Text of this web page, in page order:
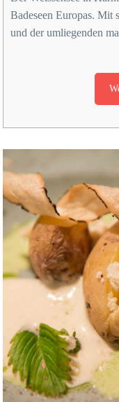
Badeseen Europas. Mit
und der umliegenden